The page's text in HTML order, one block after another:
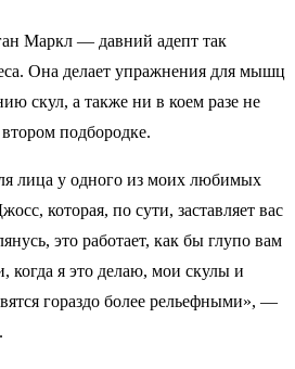
Маркл — давний адепт так
Она делает упражнения для мышц
скул, а также ни в коем разе не
подбородке.
лица у одного из моих любимых
которая, по сути, заставляет вас
это работает, как бы глупо вам
когда я это делаю, мои скулы и
гораздо более рельефными», —